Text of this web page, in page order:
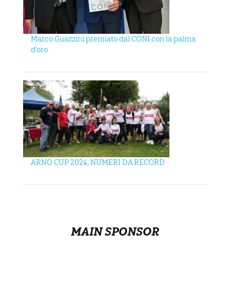
Marco Guazzini premiato dal CONI con la palma
d’oro
ARNO CUP 2024, NUMERI DA RECORD
MAIN SPONSOR